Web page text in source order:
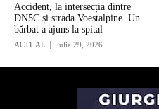
Accident, la intersecția dintre
DN5C și strada Voestalpine. Un
bărbat a ajuns la spital
ACTUAL iulie 29, 2026